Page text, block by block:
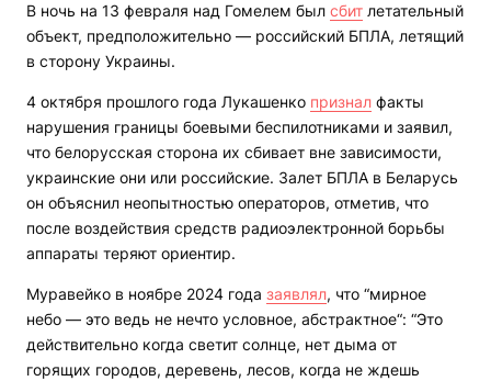
В ночь на 13 февраля над Гомелем был сбит летательный
объект, предположительно — российский БПЛА, летящий
в сторону Украины.
4 октября прошлого года Лукашенко признал факты
нарушения границы боевыми беспилотниками и заявил,
что белорусская сторона их сбивает вне зависимости,
украинские они или российские. Залет БПЛА в Беларусь
он объяснил неопытностью операторов, отметив, что
после воздействия средств радиоэлектронной борьбы
аппараты теряют ориентир.
Муравейко в ноябре 2024 года заявлял, что “мирное
небо — это ведь не нечто условное, абстрактное“: “Это
действительно когда светит солнце, нет дыма от
горящих городов, деревень, лесов, когда не ждешь